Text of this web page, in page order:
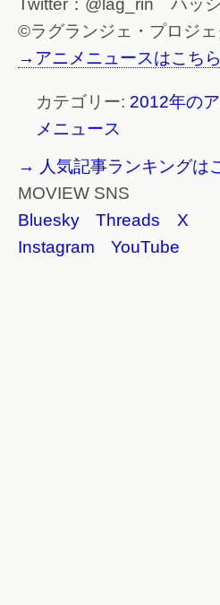
Twitter：@lag_rin ハッ
©ラグランジェ・プロジェ
→アニメニュースはこちら
カテゴリー: 2012年の
メニュース
→ 人気記事ランキングは
MOVIEW SNS
Bluesky
Threads
X
Instagram
YouTube